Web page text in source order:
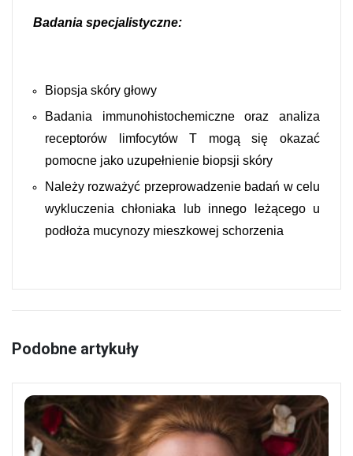
Badania specjalistyczne:
Biopsja skóry głowy
Badania immunohistochemiczne oraz analiza
receptorów limfocytów T mogą się okazać
pomocne jako uzupełnienie biopsji skóry
Należy rozważyć przeprowadzenie badań w celu
wykluczenia chłoniaka lub innego leżącego u
podłoża mucynozy mieszkowej schorzenia
Podobne artykuły